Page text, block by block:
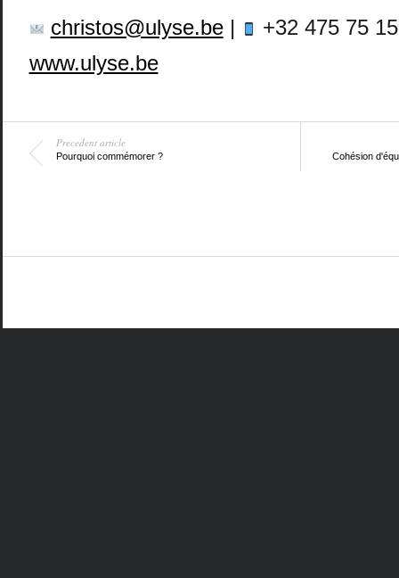
christos@ulyse.be|
+32 475 75
www.ulyse.be
Precedent article
Pourquoi commémorer ? Cohésion